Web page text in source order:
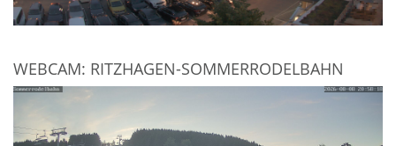
WEBCAM: RITZHAGEN-SOMMERRODELBAHN